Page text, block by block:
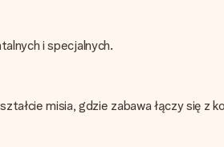
i specjalnych.
misia, gdzie zabawa łączy się z